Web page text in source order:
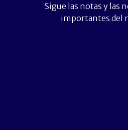
Sigue las notas y las
importantes del